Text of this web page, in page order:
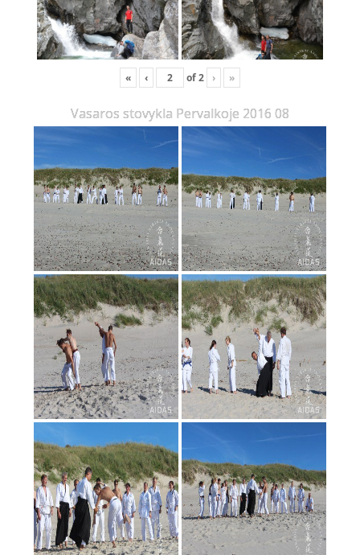
« ‹ of2 › »
Vasaros stovykla Pervalkoje 2016 08